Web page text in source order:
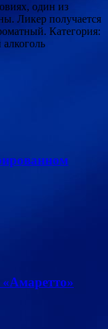
один из
Ликер получается
Категория: